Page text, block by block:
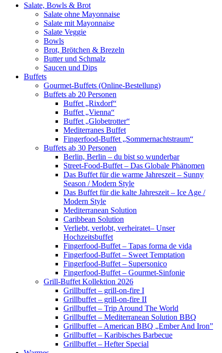
Salate, Bowls & Brot
Salate ohne Mayonnaise
Salate mit Mayonnaise
Salate Veggie
Bowls
Brot, Brötchen & Brezeln
Butter und Schmalz
Saucen und Dips
Buffets
Gourmet-Buffets (Online-Bestellung)
Buffets ab 20 Personen
Buffet „Rixdorf“
Buffet „Vienna“
Buffet „Globetrotter“
Mediterranes Buffet
Fingerfood-Buffet „Sommernachtstraum“
Buffets ab 30 Personen
Berlin, Berlin – du bist so wunderbar
Street-Food-Buffet – Das Globale Phänomen
Das Buffet für die warme Jahreszeit – Sunny
Season / Modern Style
Das Buffet für die kalte Jahreszeit – Ice Age /
Modern Style
Mediterranean Solution
Caribbean Solution
Verliebt, verlobt, verheiratet– Unser
Hochzeitsbuffet
Fingerfood-Buffet – Tapas forma de vida
Fingerfood-Buffet – Sweet Temptation
Fingerfood-Buffet – Supersonico
Fingerfood-Buffet – Gourmet-Sinfonie
Grill-Buffet Kollektion 2026
Grillbuffet – grill-on-fire I
Grillbuffet – grill-on-fire II
Grillbuffet – Trip Around The World
Grillbuffet – Mediterranean Solution BBQ
Grillbuffet – American BBQ „Ember And Iron”
Grillbuffet – Karibisches Barbecue
Grillbuffet – Hefter Special